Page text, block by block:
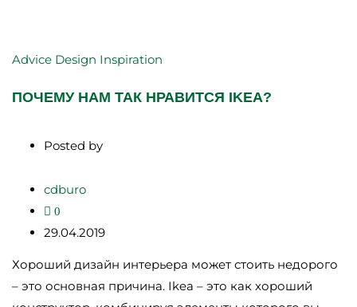
Advice Design Inspiration
ПОЧЕМУ НАМ ТАК НРАВИТСЯ IKEA?
Posted by
cdburo
0
29.04.2019
Хороший дизайн интерьера может стоить недорого
– это основная причина. Ikea – это как хороший